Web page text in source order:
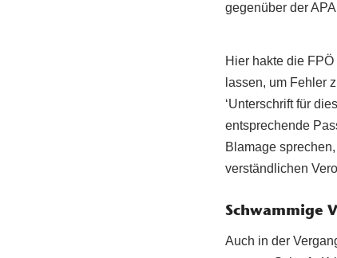
gegenüber der
Hier hakte die
lassen, um Fehler
‘Unterschrift für
entsprechende
Blamage
verständlichen
Schwammige
Auch in der